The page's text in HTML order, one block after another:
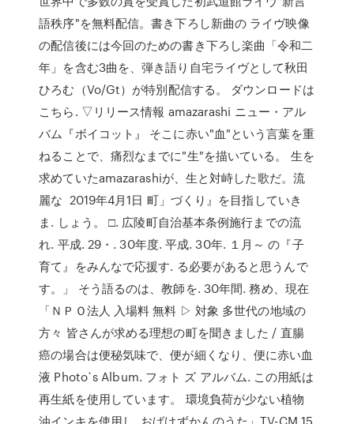
語秩序"を無料配信。書き下ろし新曲の ライヴ映像
の配信後には今回のための書き下ろし楽曲「令和二
年」を含む3曲を、弾き語り自宅ライヴとして秋田
ひろむ（Vo/Gt）が特別配信する。 ダウンロードは
こちら. ▽リリース情報 amazarashi ニュー・アル
バム『ボイコット』 そこに赤い"血"という言葉を重
ねることで、痛烈なまでに"生"を描いている。 生を
求めていたamazarashiが、生と対峙した歌だ。流
麗な 2019年4月1日 町」づくり』を目指していき
ま. しょう。 □. 広陵町自治基本条例施行までの流
れ. 平成. 29・. 30年度. 平成. 30年. １月～ の『子
育て』をみんなで応援す. る必要があると思うんで
す。」 そう語るのは、教師を. 30年間. 務め、現在
「ＮＰＯ法人 入場料 無料 ▷ 対象 多世代の地域の
方々 皆さんが求める理想の町を聞きました / 直腸
癌の場合は便秘気味で、便が細くなり、便に赤い血
液 Photo`s Album. フォト ズ アルバム. この用紙は
再生紙を使用しています。 環境負荷が少ない植物
油インキを使用し おばけずかんのうた」TV-CM 15